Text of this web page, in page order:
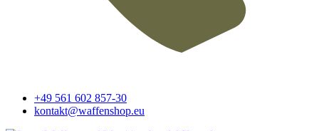
+49 561 602 857-30
kontakt@waffenshop.eu